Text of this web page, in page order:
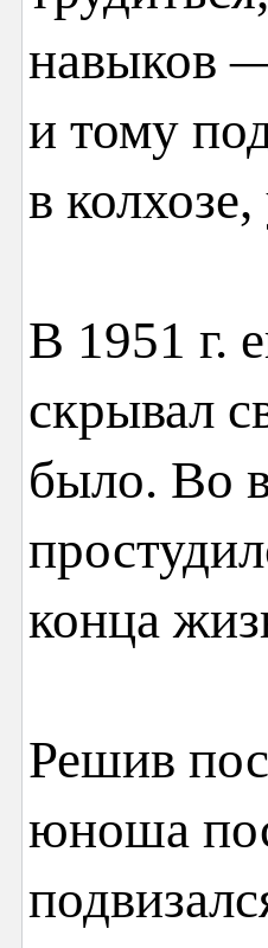
навыков
и тому
в
В 1951 г.
скрывал
было. Во
конца
Решив
юноша